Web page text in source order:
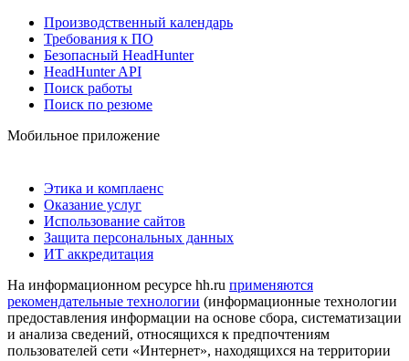
Производственный календарь
Требования к ПО
Безопасный HeadHunter
HeadHunter API
Поиск работы
Поиск по резюме
Мобильное приложение
Этика и комплаенс
Оказание услуг
Использование сайтов
Защита персональных данных
ИТ аккредитация
На информационном ресурсе hh.ru применяются
рекомендательные технологии (информационные технологии
предоставления информации на основе сбора, систематизации
и анализа сведений, относящихся к предпочтениям
пользователей сети «Интернет», находящихся на территории